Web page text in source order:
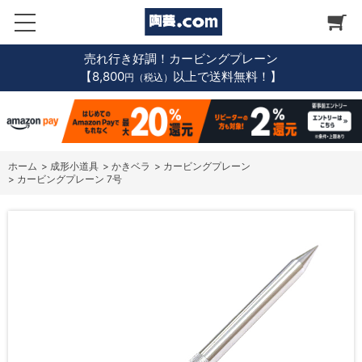
売れ行き好調！カービングプレーン
【8,800円（税込） 以上で送料無料！】
ホーム > 成形小道具 > かきベラ > カービングプレーン
> カービングプレーン 7号